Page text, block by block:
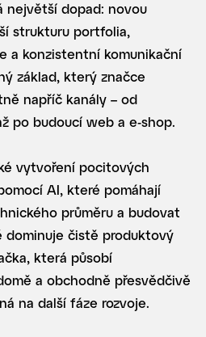
největší dopad: novou
strukturu portfolia,
a konzistentní komunikační
základ, který značce
napříč kanály – od
po budoucí web a e-shop.
vytvoření pocitových
AI, které pomáhají
průměru a budovat
dominuje čistě produktový
která působí
a obchodně přesvědčivě
na další fáze rozvoje.